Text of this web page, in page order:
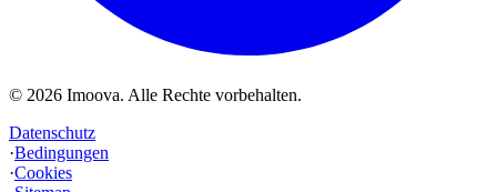
© 2026 Imoova. Alle Rechte vorbehalten.
Datenschutz
·Bedingungen
·Cookies